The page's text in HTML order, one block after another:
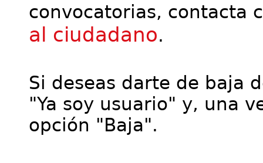
convocatorias, contacta
al ciudadano.
Si deseas darte de baja
"Ya soy usuario" y, una
opción "Baja".